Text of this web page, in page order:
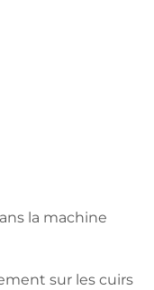
la machine
sur les cuirs